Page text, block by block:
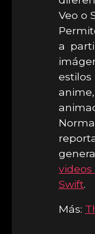
Veo o
a
Swift.
Más: